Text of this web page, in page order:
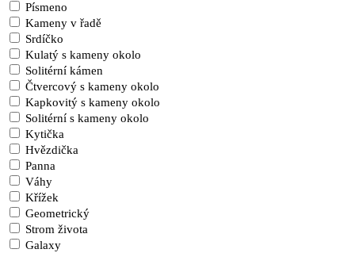
Písmeno
Kameny v řadě
Srdíčko
Kulatý s kameny okolo
Solitérní kámen
Čtvercový s kameny okolo
Kapkovitý s kameny okolo
Solitérní s kameny okolo
Kytička
Hvězdička
Panna
Váhy
Křížek
Geometrický
Strom života
Galaxy